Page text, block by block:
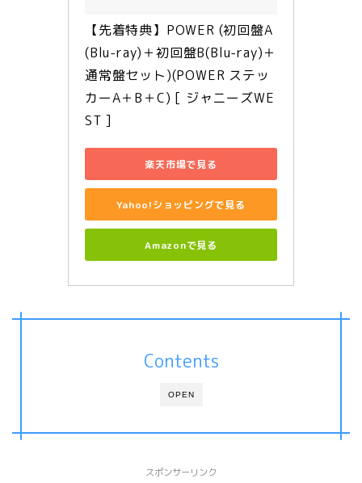
【先着特典】POWER (初回盤A
(Blu-ray)＋初回盤B(Blu-ray)＋
通常盤セット)(POWER ステッ
カーA＋B＋C) [ ジャニーズWE
ST ]
楽天市場で見る
Yahoo!ショッピングで見る
Amazonで見る
OPEN
Contents
スポンサーリンク